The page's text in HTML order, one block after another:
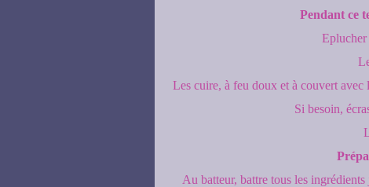
Pendant ce
Eplucher
Les cuire, à feu doux et à couvert avec
Si besoin,
Au batteur, battre tous les